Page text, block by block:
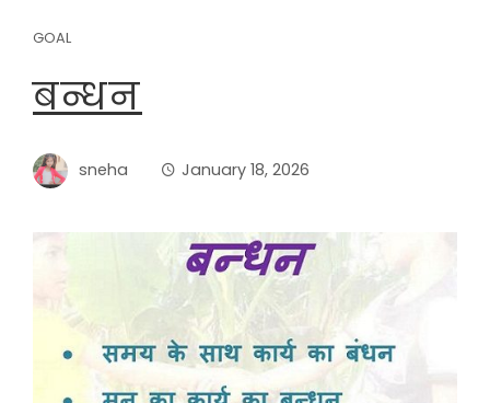
GOAL
बन्धन
sneha January 18, 2026